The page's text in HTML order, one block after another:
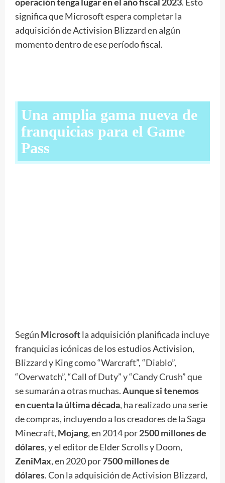
significa que Microsoft espera completar la
adquisición de Activision Blizzard en algún
momento dentro de ese período fiscal.
Una amplia gama nueva de
franquicias para el Game
Pass
Según Microsoftla adquisición planificada incluye
franquicias icónicas de los estudios Activision,
Blizzard y King como “Warcraft”, “Diablo”,
“Overwatch”, “Call of Duty” y “Candy Crush” que
se sumarán a otras muchas.Aunque si tenemos
en cuenta la última década, ha realizado una serie
de compras, incluyendo a los creadores de la Saga
Minecraft, Mojang, en 2014 por2500 millones de
dólares, y el editor de Elder Scrolls y Doom,
ZeniMax, en 2020 por7500 millones de
dólares. Con la adquisición de Activision Blizzard,